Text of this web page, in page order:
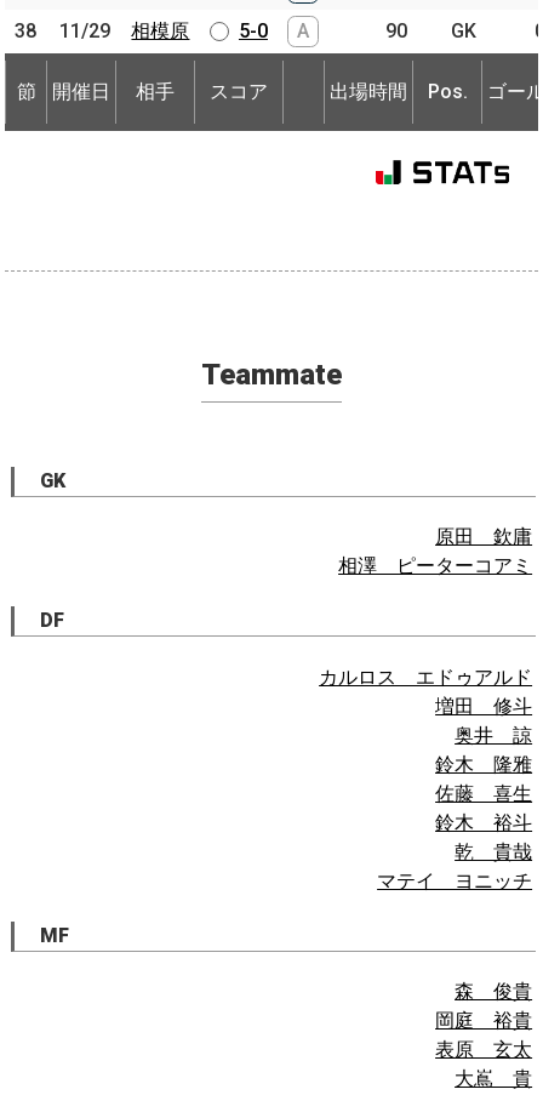
38
11/29 相模原 5-0 A 90 GK
節 開催日 相手 スコア 出場時間 Pos. ゴー
38
11/29 相模原
節 開催日 相手
Teammate
GK
原田 欽庸
相澤 ピーターコアミ
DF
カルロス エドゥアルド
増田 修斗
奥井 諒
鈴木 隆雅
佐藤 喜生
鈴木 裕斗
乾 貴哉
マテイ ヨニッチ
MF
森 俊貴
岡庭 裕貴
表原 玄太
大嶌 貴